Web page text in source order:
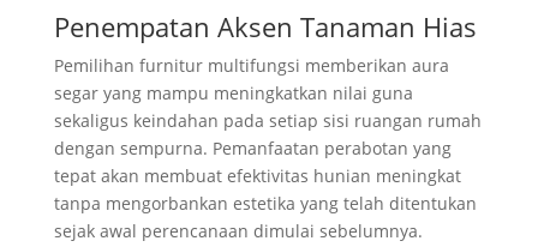
Penempatan Aksen Tanaman Hias
Pemilihan furnitur multifungsi memberikan aura
segar yang mampu meningkatkan nilai guna
sekaligus keindahan pada setiap sisi ruangan rumah
dengan sempurna. Pemanfaatan perabotan yang
tepat akan membuat efektivitas hunian meningkat
tanpa mengorbankan estetika yang telah ditentukan
sejak awal perencanaan dimulai sebelumnya.